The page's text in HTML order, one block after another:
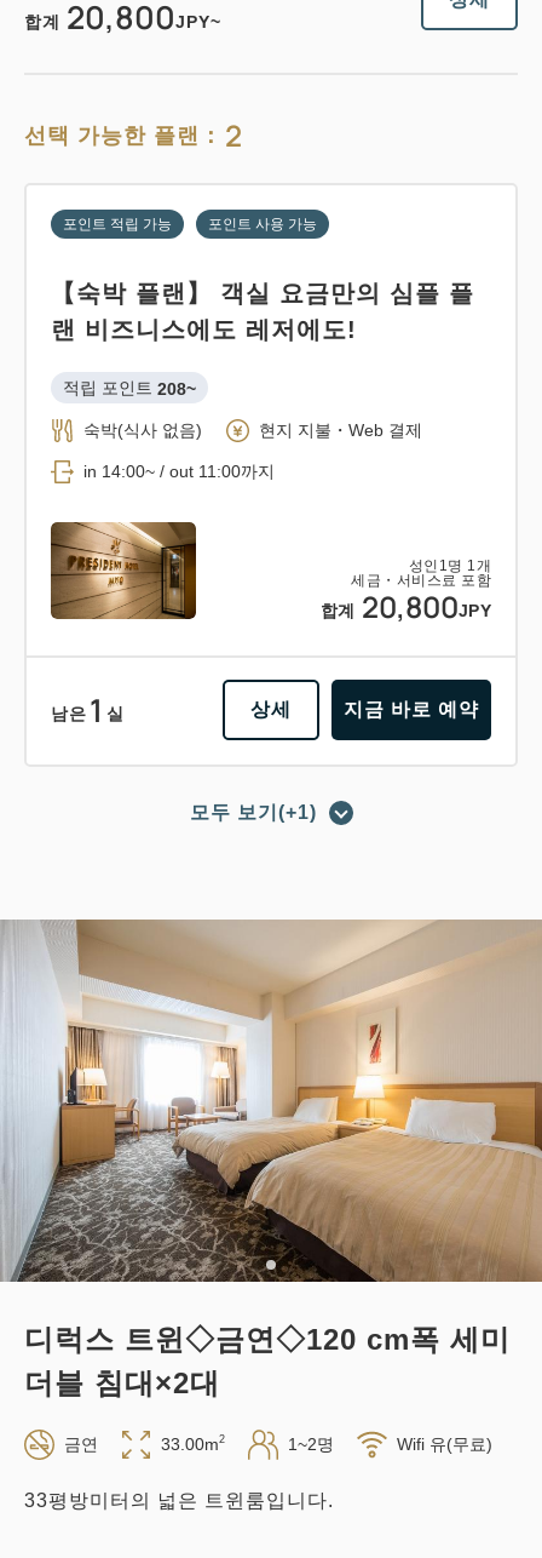
합계 20,800JPY~
선택 가능한 플랜： 2
성인 1명 1개
세금・서비스료 포함
합계 20,800JPY
포인트 적립 가능 포인트 사용 가능
【숙박 플랜】 객실 요금만의 심플 플
랜 비즈니스에도 레저에도!
적립 포인트 208~
숙박(식사 없음) 현지 지불・Web 결제
in 14:00~ / out 11:00까지
남은 1 실 상세 지금 바로 예약
세금・서비스료 포함
합계 22,120 JPY
의 베이직 플랜 비즈니스에도 레저에
도!
적립 포인트 221~
조식 현지 지불・Web 결제
in 14:00~ / out 11:00까지
남은 1 상세 지금 바로 예약
모두 보기(+1)
디럭스 트윈◇금연◇120 cm폭 세미
더블 침대×2대
금연 33.00m2 1~2명 Wifi 유(무료)
33평방미터의 넓은 트윈룸입니다.